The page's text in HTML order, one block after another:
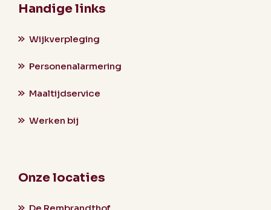
Handige links
Wijkverpleging
Personenalarmering
Maaltijdservice
Werken bij
Onze locaties
De Rembrandthof